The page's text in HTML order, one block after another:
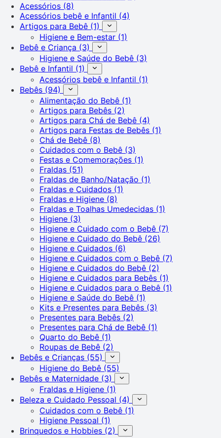
Acessórios (8)
Acessórios bebê e Infantil (4)
Artigos para Bebê (1)
Higiene e Bem-estar (1)
Bebê e Criança (3)
Higiene e Saúde do Bebê (3)
Bebê e Infantil (1)
Acessórios bebê e Infantil (1)
Bebês (94)
Alimentação do Bebê (1)
Artigos para Bebês (2)
Artigos para Chá de Bebê (4)
Artigos para Festas de Bebês (1)
Chá de Bebê (8)
Cuidados com o Bebê (3)
Festas e Comemorações (1)
Fraldas (51)
Fraldas de Banho/Natação (1)
Fraldas e Cuidados (1)
Fraldas e Higiene (8)
Fraldas e Toalhas Umedecidas (1)
Higiene (3)
Higiene e Cuidado com o Bebê (7)
Higiene e Cuidado do Bebê (26)
Higiene e Cuidados (6)
Higiene e Cuidados com o Bebê (7)
Higiene e Cuidados do Bebê (2)
Higiene e Cuidados para Bebês (1)
Higiene e Cuidados para o Bebê (1)
Higiene e Saúde do Bebê (1)
Kits e Presentes para Bebês (3)
Presentes para Bebês (2)
Presentes para Chá de Bebê (1)
Quarto do Bebê (1)
Roupas de Bebê (2)
Bebês e Crianças (55)
Higiene do Bebê (55)
Bebês e Maternidade (3)
Fraldas e Higiene (1)
Beleza e Cuidado Pessoal (4)
Cuidados com o Bebê (1)
Higiene Pessoal (1)
Brinquedos e Hobbies (2)